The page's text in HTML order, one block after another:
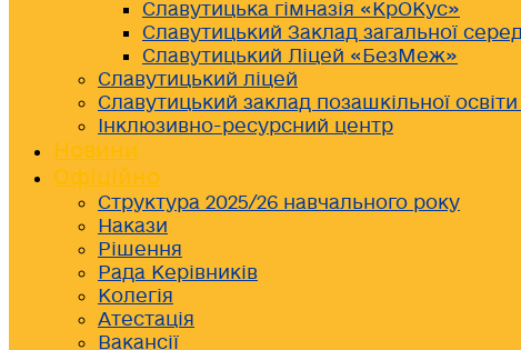
Славутицька гімназія «КрОКус»
Славутицький Заклад загальної
Славутицький Ліцей «БезМеж»
Славутицький ліцей
Славутицький заклад позашкільної
Інклюзивно-ресурсний центр
Новини
Офіційно
Структура 2025/26 навчального року
Накази
Рішення
Рада Керівників
Колегія
Атестація
Вакансії